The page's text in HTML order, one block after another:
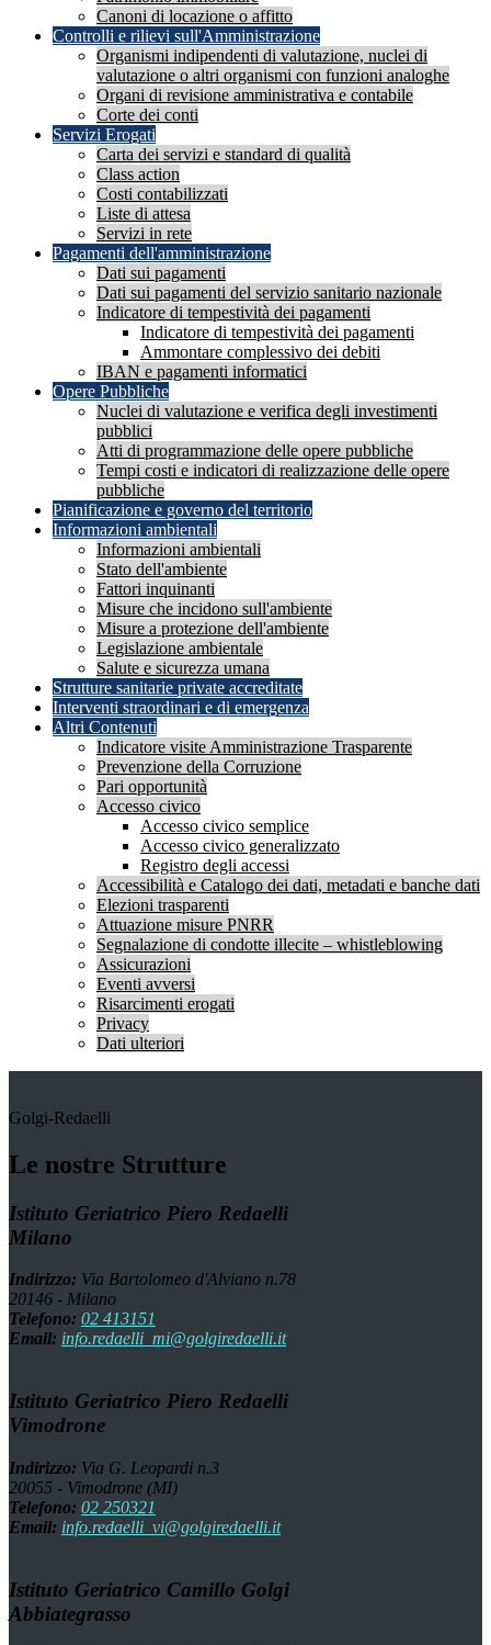
Canoni di locazione o affitto
Controlli e rilievi sull'Amministrazione
Organismi indipendenti di valutazione, nuclei di
valutazione o altri organismi con funzioni analoghe
Organi di revisione amministrativa e contabile
Corte dei conti
Servizi Erogati
Carta dei servizi e standard di qualità
Class action
Costi contabilizzati
Liste di attesa
Servizi in rete
Pagamenti dell'amministrazione
Dati sui pagamenti
Dati sui pagamenti del servizio sanitario nazionale
Indicatore di tempestività dei pagamenti
Indicatore di tempestività dei pagamenti
Ammontare complessivo dei debiti
IBAN e pagamenti informatici
Opere Pubbliche
Nuclei di valutazione e verifica degli investimenti
pubblici
Atti di programmazione delle opere pubbliche
Tempi costi e indicatori di realizzazione delle opere
pubbliche
Pianificazione e governo del territorio
Informazioni ambientali
Informazioni ambientali
Stato dell'ambiente
Fattori inquinanti
Misure che incidono sull'ambiente
Misure a protezione dell'ambiente
Legislazione ambientale
Salute e sicurezza umana
Strutture sanitarie private accreditate
Interventi straordinari e di emergenza
Altri Contenuti
Indicatore visite Amministrazione Trasparente
Prevenzione della Corruzione
Pari opportunità
Accesso civico
Accesso civico semplice
Accesso civico generalizzato
Registro degli accessi
Accessibilità e Catalogo dei dati, metadati e banche dati
Elezioni trasparenti
Attuazione misure PNRR
Segnalazione di condotte illecite – whistleblowing
Assicurazioni
Eventi avversi
Risarcimenti erogati
Privacy
Dati ulteriori
Golgi-Redaelli
Le nostre Strutture
Istituto Geriatrico Piero Redaelli
Milano
Indirizzo: Via Bartolomeo d'Alviano n.78
20146 - Milano
Telefono: 02 413151
Email: info.redaelli_mi@golgiredaelli.it
Istituto Geriatrico Piero Redaelli
Vimodrone
Indirizzo: Via G. Leopardi n.3
20055 - Vimodrone (MI)
Telefono: 02 250321
Email: info.redaelli_vi@golgiredaelli.it
Istituto Geriatrico Camillo Golgi
Abbiategrasso